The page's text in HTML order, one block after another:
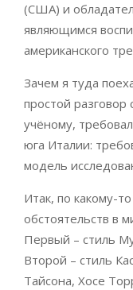
(США) и
являющимся
американского
Зачем я туда
простой
учёному,
юга Италии:
модель
Итак, по какому-
обстоятельств в
Первый ­­– стиль
Второй – стиль
Тайсона, Хосе